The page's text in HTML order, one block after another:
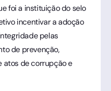
foi a instituição do selo
incentivar a adoção
pelas
de prevenção,
atos de corrupção e